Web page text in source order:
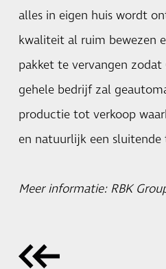
alles in eigen huis wordt
kwaliteit al ruim bewezen
pakket te vervangen
gehele bedrijf zal
productie tot verkoop
en natuurlijk een sluitende
Meer informatie: RBK